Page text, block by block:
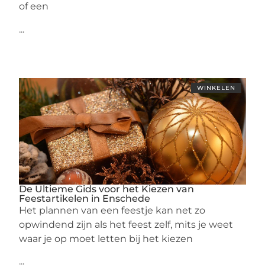
of een
...
WINKELEN
De Ultieme Gids voor het Kiezen van
Feestartikelen in Enschede
Het plannen van een feestje kan net zo
opwindend zijn als het feest zelf, mits je weet
waar je op moet letten bij het kiezen
...